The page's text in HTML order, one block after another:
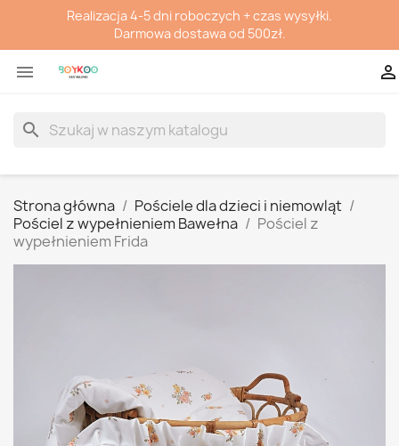
Realizacja 4-5 dni roboczych + czas wysyłki.
Darmowa dostawa od 500zł.
 
search
Strona główna
Pościele dla dzieci i niemowląt
Pościel z wypełnieniem Bawełna
Pościel z
wypełnieniem Frida